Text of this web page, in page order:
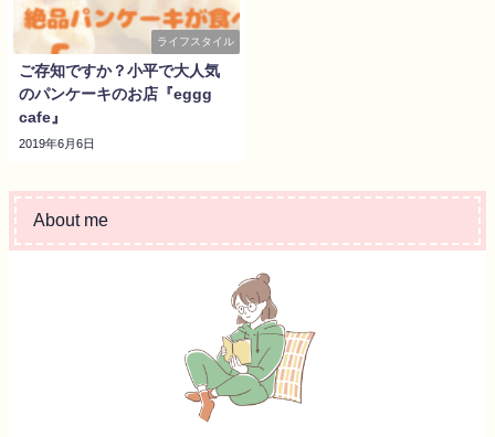
ライフスタイル
ご存知ですか？小平で大人気
のパンケーキのお店『eggg
cafe』
2019年6月6日
About me